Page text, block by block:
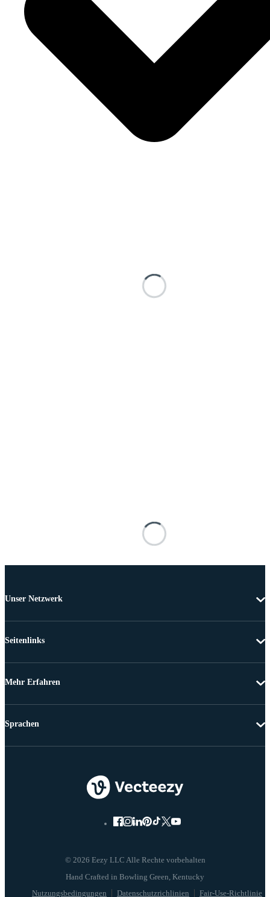
Unser Netzwerk
Seitenlinks
Mehr Erfahren
© 2026 Eezy LLC Alle Rechte vorbehalten
Nutzungsbedingungen Datenschutzrichlinien Fair-Use-Richtlinie
Sprachen